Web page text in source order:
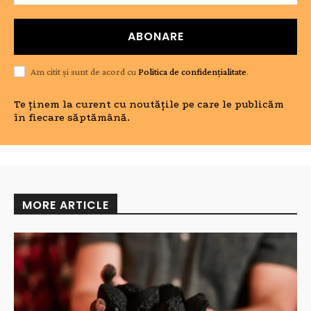
ABONARE
Am citit și sunt de acord cu Politica de confidențialitate.
Te ținem la curent cu noutățile pe care le publicăm
în fiecare săptămână.
MORE ARTICLE